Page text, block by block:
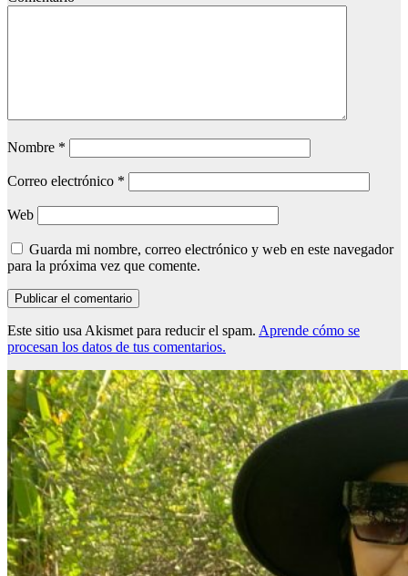
Nombre *
Correo electrónico *
Web
Guarda mi nombre, correo electrónico y web en este navegador
para la próxima vez que comente.
Este sitio usa Akismet para reducir el spam. Aprende cómo se
procesan los datos de tus comentarios.